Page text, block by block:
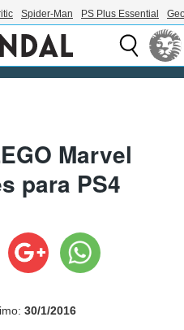
Spider-Man PS Plus Essential
Marvel
para PS4
30/1/2016